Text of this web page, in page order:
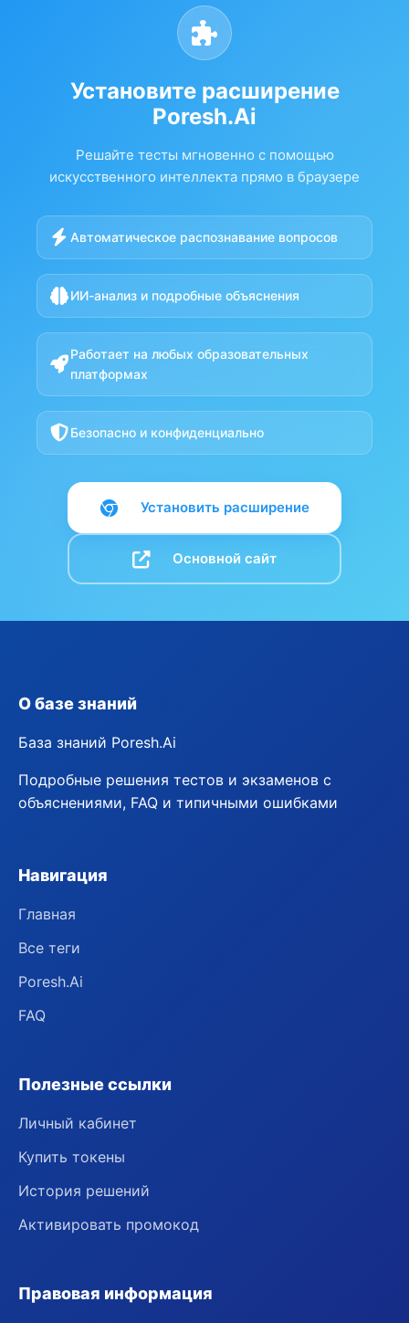
Установите расширение
Poresh.Ai
Решайте тесты мгновенно с помощью
искусственного интеллекта прямо в браузере
Автоматическое распознавание вопросов
ИИ-анализ и подробные объяснения
Работает на любых образовательных
платформах
Безопасно и конфиденциально
Установить расширение
Основной сайт
О базе знаний
База знаний Poresh.Ai
Подробные решения тестов и экзаменов с
объяснениями, FAQ и типичными ошибками
Навигация
Главная
Все теги
Poresh.Ai
FAQ
Полезные ссылки
Личный кабинет
Купить токены
История решений
Активировать промокод
Правовая информация